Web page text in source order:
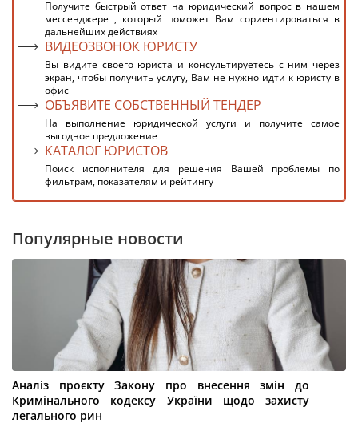
Получите быстрый ответ на юридический вопрос в нашем
мессенджере , который поможет Вам сориентироваться в
дальнейших действиях
ВИДЕОЗВОНОК ЮРИСТУ
Вы видите своего юриста и консультируетесь с ним через
экран, чтобы получить услугу, Вам не нужно идти к юристу в
офис
ОБЪЯВИТЕ СОБСТВЕННЫЙ ТЕНДЕР
На выполнение юридической услуги и получите самое
выгодное предложение
КАТАЛОГ ЮРИСТОВ
Поиск исполнителя для решения Вашей проблемы по
фильтрам, показателям и рейтингу
Популярные новости
Аналіз проєкту Закону про внесення змін до
Кримінального кодексу України щодо захисту
легального рин